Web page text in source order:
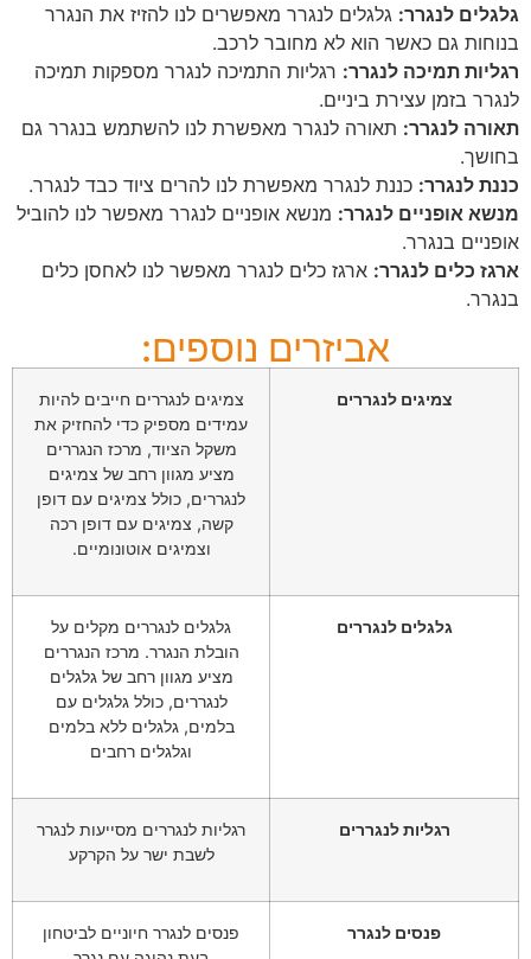
גלגלים לנגרר: גלגלים לנגרר מאפשרים לנו להזיז את הנגרר
בנוחות גם כאשר הוא לא מחובר לרכב.
רגליות תמיכה לנגרר: רגליות התמיכה לנגרר מספקות תמיכה
לנגרר בזמן עצירת ביניים.
תאורה לנגרר: תאורה לנגרר מאפשרת לנו להשתמש בנגרר גם
בחושך.
כננת לנגרר: כננת לנגרר מאפשרת לנו להרים ציוד כבד לנגרר.
מנשא אופניים לנגרר: מנשא אופניים לנגרר מאפשר לנו להוביל
אופניים בנגרר.
ארגז כלים לנגרר: ארגז כלים לנגרר מאפשר לנו לאחסן כלים
בנגרר.
אביזרים נוספים:
צמיגים לנגררים
צמיגים לנגררים חייבים להיות
עמידים מספיק כדי להחזיק את
משקל הציוד, מרכז הנגררים
מציע מגוון רחב של צמיגים
לנגררים, כולל צמיגים עם דופן
קשה, צמיגים עם דופן רכה
וצמיגים אוטונומיים.
גלגלים לנגררים
גלגלים לנגררים מקלים על
הובלת הנגרר. מרכז הנגררים
מציע מגוון רחב של גלגלים
לנגררים, כולל גלגלים עם
בלמים, גלגלים ללא בלמים
וגלגלים רחבים
רגליות לנגררים
רגליות לנגררים מסייעות לנגרר
לשבת ישר על הקרקע
פנסים לנגרר
פנסים לנגרר חיוניים לביטחון